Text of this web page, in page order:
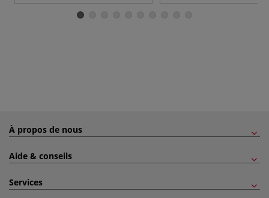
À propos de nous
Aide & conseils
Services